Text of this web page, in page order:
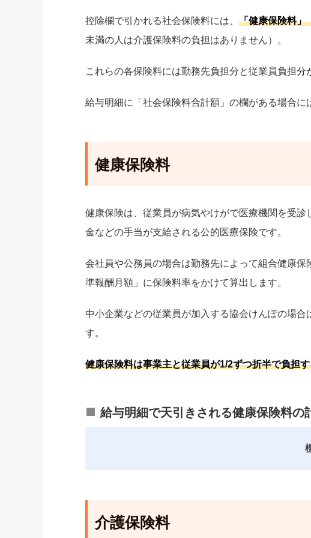
控除欄で引かれる社会保険料には、 「健康保険料」
未満の人は介護保険料の負担はありません）。
これらの各保険料には勤務先負担分と従業員負担
給与明細に「社会保険料合計額」の欄がある場合に
健康保険料
健康保険は、従業員が病気やけがで医療機関を受
金などの手当が支給される公的医療保険です。
会社員や公務員の場合は勤務先によって組合健康
準報酬月額」に保険料率をかけて算出します。
中小企業などの従業員が加入する協会けんぽの場
す。
健康保険料は事業主と従業員が1/2ずつ折半で負担
給与明細で天引きされる健康保険料の
介護保険料